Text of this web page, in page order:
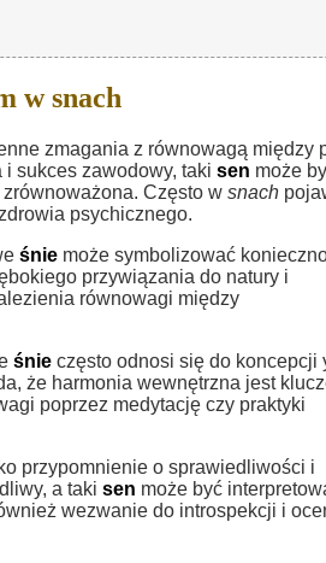
w snach
zmagania z równowagą między
sukces zawodowy, taki sen może
Często w snach
psychicznego.
śnie może symbolizować
przywiązania do natury i
równowagi między
śnie często odnosi się do koncepcji
że harmonia wewnętrzna jest
poprzez medytację czy praktyki
przypomnienie o sprawiedliwości i
a taki sen może być
wezwanie do introspekcji i